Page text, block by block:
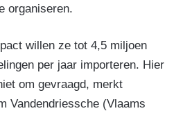
organiseren.
willen ze tot 4,5 miljoen
per jaar importeren. Hier
om gevraagd, merkt
Vandendriessche (Vlaams